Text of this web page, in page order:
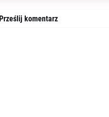
Prześlij komentarz